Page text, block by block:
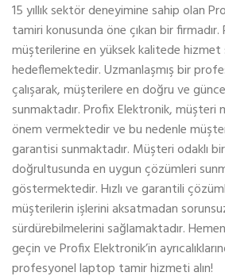
15 yıllık sektör deneyimine sahip olan
tamiri konusunda öne çıkan bir
müşterilerine en yüksek kalitede hizmet
hedeflemektedir. Uzmanlaşmış bir
çalışarak, müşterilere en doğru ve
sunmaktadır. Profix Elektronik, müşteri
önem vermektedir ve bu nedenle
garantisi sunmaktadır. Müşteri odaklı
doğrultusunda en uygun çözümleri
göstermektedir. Hızlı ve garantili
müşterilerin işlerini aksatmadan
sürdürebilmelerini sağlamaktadır.
geçin ve Profix Elektronik’in
profesyonel laptop tamir hizmeti alın!